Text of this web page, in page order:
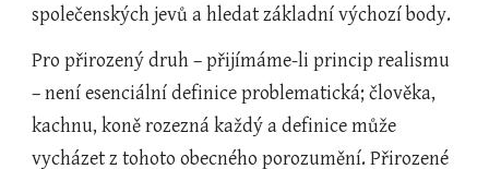
společenských jevů a hledat základní výchozí body.
Pro přirozený druh – přijímáme-li princip realismu
– není esenciální definice problematická; člověka,
kachnu, koně rozezná každý a definice může
vycházet z tohoto obecného porozumění. Přirozené